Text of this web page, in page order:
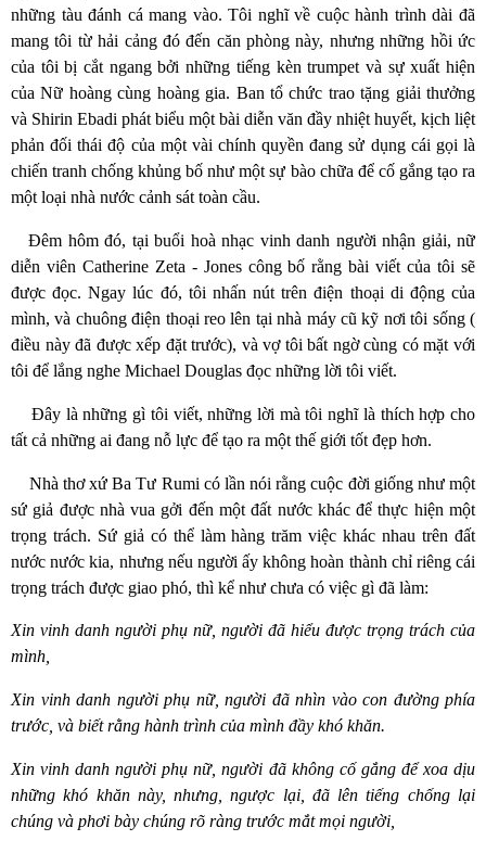
những tàu đánh cá mang vào. Tôi nghĩ về cuộc hành trình dài đã
mang tôi từ hải cảng đó đến căn phòng này, nhưng những hồi ức
của tôi bị cắt ngang bởi những tiếng kèn trumpet và sự xuất hiện
của Nữ hoàng cùng hoàng gia. Ban tổ chức trao tặng giải thưởng
và Shirin Ebadi phát biểu một bài diễn văn đầy nhiệt huyết, kịch liệt
phản đối thái độ của một vài chính quyền đang sử dụng cái gọi là
chiến tranh chống khủng bố như một sự bào chữa để cố gắng tạo ra
một loại nhà nước cảnh sát toàn cầu.
Đêm hôm đó, tại buổi hoà nhạc vinh danh người nhận giải, nữ
diễn viên Catherine Zeta - Jones công bố rằng bài viết của tôi sẽ
được đọc. Ngay lúc đó, tôi nhấn nút trên điện thoại di động của
mình, và chuông điện thoại reo lên tại nhà máy cũ kỹ nơi tôi sống (
điều này đã được xếp đặt trước), và vợ tôi bất ngờ cùng có mặt với
tôi để lắng nghe Michael Douglas đọc những lời tôi viết.
Đây là những gì tôi viết, những lời mà tôi nghĩ là thích hợp cho
tất cả những ai đang nỗ lực để tạo ra một thế giới tốt đẹp hơn.
Nhà thơ xứ Ba Tư Rumi có lần nói rằng cuộc đời giống như một
sứ giả được nhà vua gởi đến một đất nước khác để thực hiện một
trọng trách. Sứ giả có thể làm hàng trăm việc khác nhau trên đất
nước nước kia, nhưng nếu người ấy không hoàn thành chỉ riêng cái
trọng trách được giao phó, thì kể như chưa có việc gì đã làm:
Xin vinh danh người phụ nữ, người đã hiểu được trọng trách của
mình,
Xin vinh danh người phụ nữ, người đã nhìn vào con đường phía
trước, và biết rằng hành trình của mình đầy khó khăn.
Xin vinh danh người phụ nữ, người đã không cố gắng để xoa dịu
những khó khăn này, nhưng, ngược lại, đã lên tiếng chống lại
chúng và phơi bày chúng rõ ràng trước mắt mọi người,